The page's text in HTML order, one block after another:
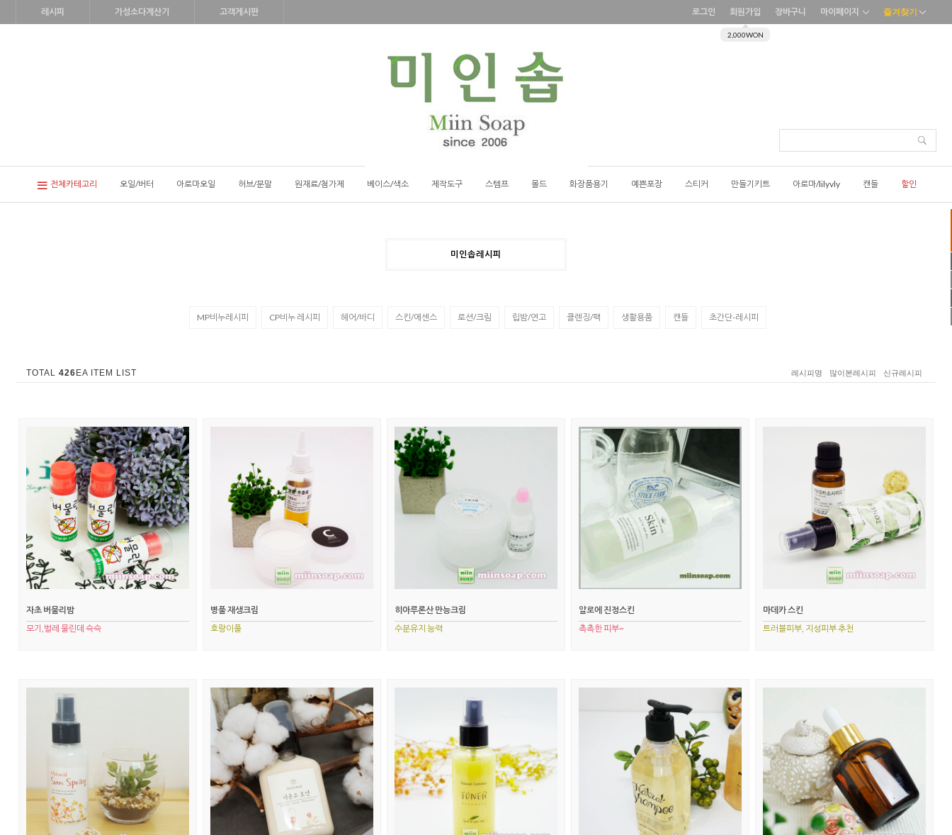
레시피 가성소다계산기 고객게시판 로그인 회원가입
2,000WON
장바구니 마이페이지 즐겨찾기
전체카테고리 오일/버터 아로마오일 허브/분말 원재료/첨가제 베이스/색소 제작도구 스템프 몰드 화장품용기 예쁜포장 스티커 만들기키트 아로마/lilyvly 캔들 할인
미인솝레시피
MP비누레시피 CP비누 레시피 헤어/바디 스킨/에센스 로션/크림 립밤/연고 클렌징/팩 생활용품 캔들 초간단-레시피
TOTAL 426 EA ITEM LIST 레시피명 많이본레시피 신규레시피
자초 버물리밤
모기,벌레 물린데 슥슥
병풀 재생크림
호랑이풀
히아루론산 만능크림
수분유지 능력
알로에 진정스킨
촉촉한 피부~
마데카 스킨
트러블피부, 지성피부 추천